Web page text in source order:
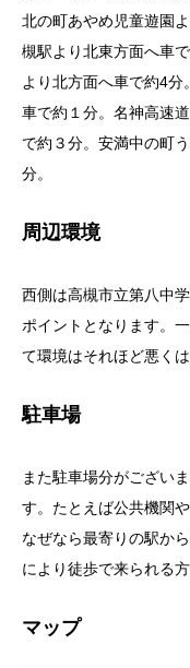
北の町あやめ児童遊園
槻駅より北東方面へ車
より北方面へ車で約4
車で約１分。名神高速
で約３分。安満中の町
分。
周辺環境
西側は高槻市立第八中
ポイントとなります。
て環境はそれほど悪くは
駐車場
また駐車場分がござい
す。たとえば公共機関
なぜなら最寄りの駅か
により徒歩で来られる
マップ